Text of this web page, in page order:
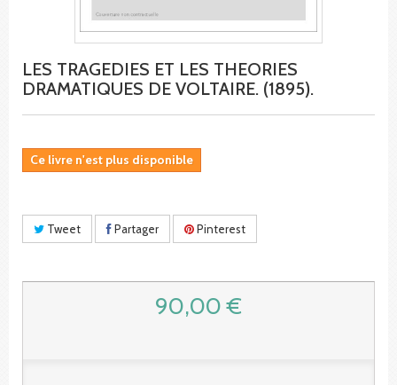
LES TRAGEDIES ET LES THEORIES
DRAMATIQUES DE VOLTAIRE. (1895).
Ce livre n'est plus disponible
Tweet Partager Pinterest
90,00 €